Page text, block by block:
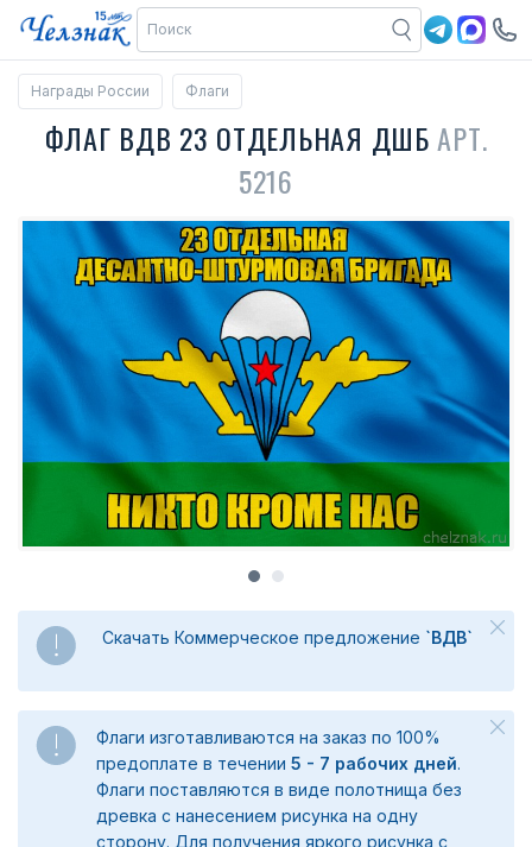
Награды России Флаги
ФЛАГ ВДВ 23 ОТДЕЛЬНАЯ ДШБАРТ.
5216
Скачать Коммерческое предложение `ВДВ`
Флаги изготавливаются на заказ по 100%
предоплате в течении 5 - 7 рабочих дней.
Флаги поставляются в виде полотнища без
древка с нанесением рисунка на одну
сторону. Для получения яркого рисунка с